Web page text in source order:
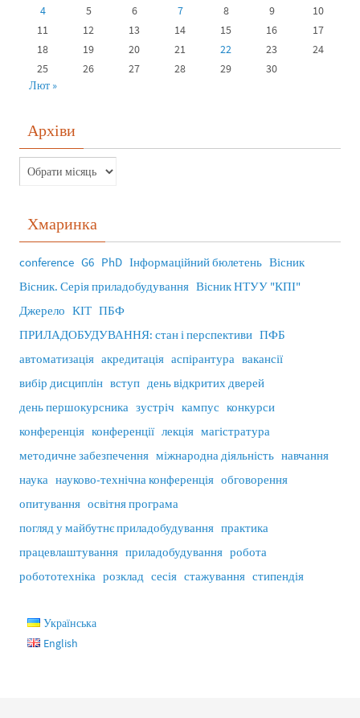
4
5 6 7 8 9
10
11
12 13 14 15 16
17
18
19 20 21 22 23
24
25
26 27 28 29
30
Лют »
Архіви
Хмаринка
conference G6 PhD Інформаційний бюлетень Вісник
Вісник. Серія приладобудування Вісник НТУУ "КПІ"
Джерело КІТ ПБФ
ПРИЛАДОБУДУВАННЯ: стан і перспективи ПФБ
автоматизація акредитація аспірантура вакансії
вибір дисциплін вступ день відкритих дверей
день першокурсника зустріч кампус конкурси
конференція конференції лекція магістратура
методичне забезпечення міжнародна діяльність навчання
наука науково-технічна конференція обговорення
опитування освітня програма
погляд у майбутнє приладобудування практика
працевлаштування приладобудування робота
робототехніка розклад сесія стажування стипендія
Українська
English